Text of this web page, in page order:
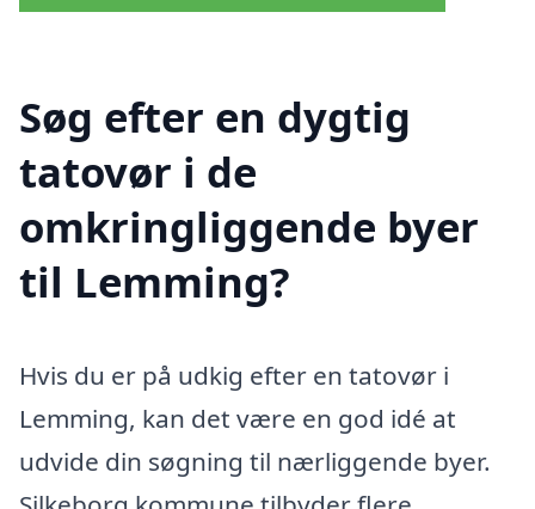
Søg efter en dygtig
tatovør i de
omkringliggende byer
til Lemming?
Hvis du er på udkig efter en tatovør i
Lemming, kan det være en god idé at
udvide din søgning til nærliggende byer.